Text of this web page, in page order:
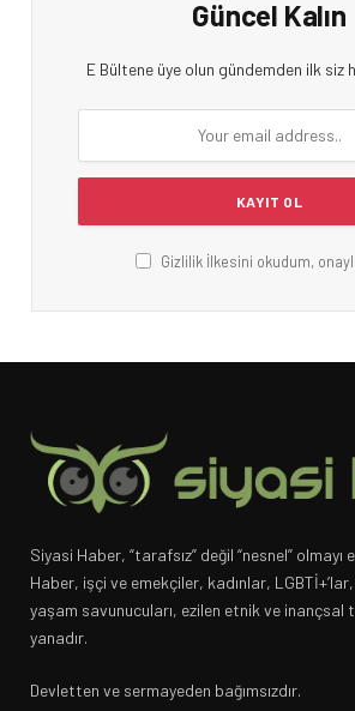
Güncel Kalın
E Bültene üye olun gündemden ilk siz
Gizlilik İlkesini okudum,
Siyasi Haber, “tarafsız” değil “nesnel” olmayı
Haber, işçi ve emekçiler, kadınlar,
yaşam savunucuları, ezilen etnik ve inançsal
yanadır.
Devletten ve sermayeden bağımsızdır.